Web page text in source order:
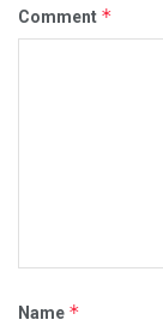
Comment *
Name *